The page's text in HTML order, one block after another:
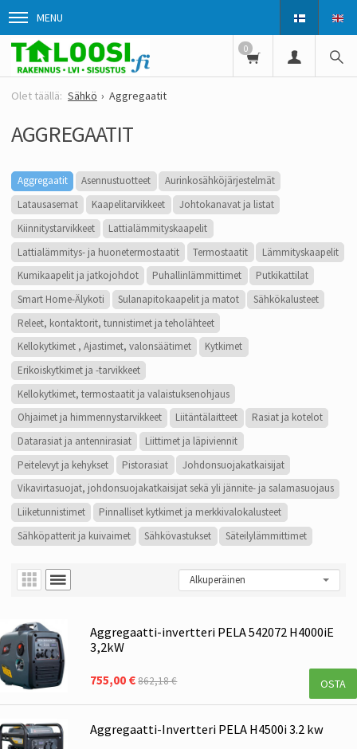
MENU
0
Sähkö Aggregaatit
AGGREGAATIT
Aggregaatit Asennustuotteet
Aurinkosähkö­järjestelmät
Latausasemat
Kaapelitarvikkeet
Johtokanavat ja listat
Kiinnitystarvikkeet
Lattialämmityskaapelit
Lattialämmitys- ja huonetermostaatit
Termostaatit
Lämmityskaapelit
Kumikaapelit ja jatkojohdot
Puhallinlämmittimet
Putkikattilat
Smart Home-Älykoti
Sulanapitokaapelit ja matot
Sähkökalusteet
Releet, kontaktorit, tunnistimet ja teholähteet
Kellokytkimet , Ajastimet, valonsäätimet
Kytkimet
Erikoiskytkimet ja -tarvikkeet
Kellokytkimet, termostaatit ja valaistuksenohjaus
Ohjaimet ja himmennystarvikkeet
Liitäntälaitteet
Rasiat ja kotelot
Datarasiat ja antennirasiat
Liittimet ja läpiviennit
Peitelevyt ja kehykset
Pistorasiat
Johdonsuojakatkaisijat
Vikavirtasuojat, johdonsuojakatkaisijat sekä yli jännite- ja salamasuojaus
Liiketunnistimet
Pinnalliset kytkimet ja merkkivalokalusteet
Sähköpatterit ja kuivaimet
Sähkövastukset Säteilylämmittimet
Aggregaatti-invertteri PELA 542072 H4000iE
3,2kW
755,00 €862,18 € OSTA
Aggregaatti-Invertteri PELA H4500i 3.2 kw